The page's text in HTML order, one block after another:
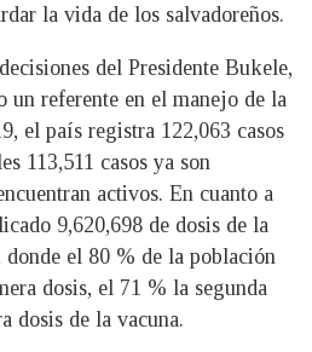
la vida de los salvadoreños.
del Presidente Bukele,
un referente en el manejo de la
el país registra 122,063 casos
113,511 casos ya son
activos. En cuanto a
9,620,698 de dosis de la
el 80 % de la población
dosis, el 71 % la segunda
dosis de la vacuna.